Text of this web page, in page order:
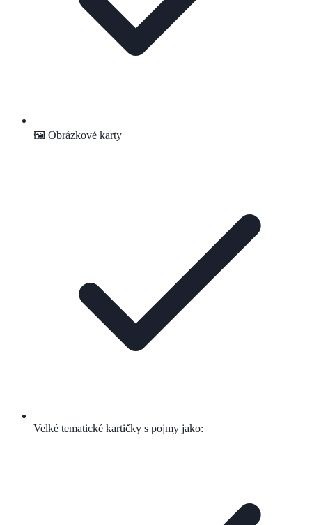
🖼 Obrázkové karty
Velké tematické kartičky s pojmy jako: